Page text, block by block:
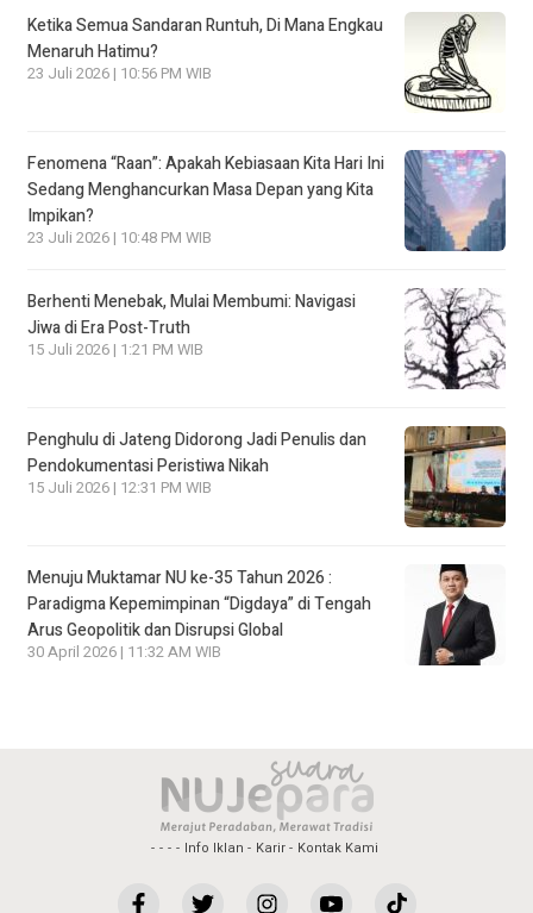
Ketika Semua Sandaran Runtuh, Di Mana Engkau
Menaruh Hatimu?
23 Juli 2026 | 10:56 PM WIB
Fenomena “Raan”: Apakah Kebiasaan Kita Hari Ini
Sedang Menghancurkan Masa Depan yang Kita
Impikan?
23 Juli 2026 | 10:48 PM WIB
Berhenti Menebak, Mulai Membumi: Navigasi
Jiwa di Era Post-Truth
15 Juli 2026 | 1:21 PM WIB
Penghulu di Jateng Didorong Jadi Penulis dan
Pendokumentasi Peristiwa Nikah
15 Juli 2026 | 12:31 PM WIB
Menuju Muktamar NU ke-35 Tahun 2026 :
Paradigma Kepemimpinan “Digdaya” di Tengah
Arus Geopolitik dan Disrupsi Global
30 April 2026 | 11:32 AM WIB
Info Iklan Karir Kontak Kami